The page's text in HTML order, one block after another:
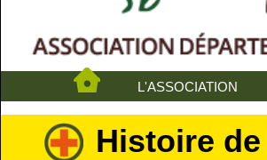
L'ASSOCIATION
Histoire